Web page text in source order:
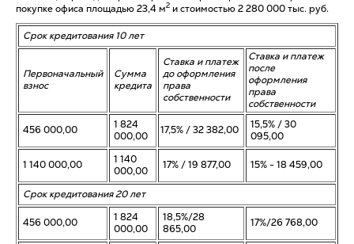
покупке офиса площадью 23,4 м2 и стоимостью 2 280 000 тыс. руб.
Срок кредитования 10 лет
Первоначальный
взнос
Сумма
кредита
Ставка и платеж
до оформления
права
собственности
Ставка и платеж
после
оформления
права
собственности
456 000,00
1 824
000,00
17,5% / 32 382,00
15,5% / 30
095,00
1 140 000,00
1 140
000,00
17% / 19 877,00 15% - 18 459,00
Срок кредитования 20 лет
456 000,00
1 824
000,00
18,5%/28
865,00
17%/26 768,00